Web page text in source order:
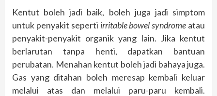
Kentut boleh jadi baik, boleh juga jadi simptom
untuk penyakit seperti irritable bowel syndrome atau
penyakit-penyakit organik yang lain. Jika kentut
berlarutan tanpa henti, dapatkan bantuan
perubatan. Menahan kentut boleh jadi bahaya juga.
Gas yang ditahan boleh meresap kembali keluar
melalui atas dan melalui paru-paru kembali.